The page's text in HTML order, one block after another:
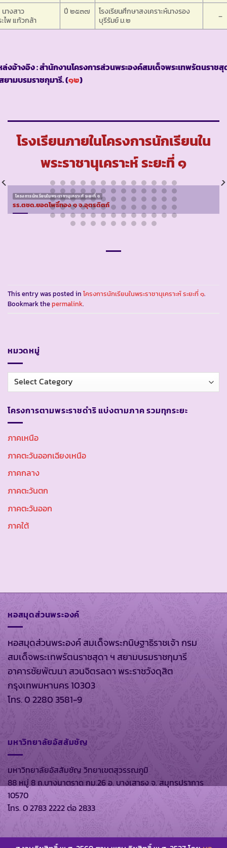
างสาว
ไพ แก้วกล้า
ปี ๒๕๓๗
โรงเรียนศึกษาสงเคราะห์นางรอง
บุรีรัมย์ ม.๒
–
งอ้างอิง : สำนักงานโครงการส่วนพระองค์สมเด็จพระเทพรัตนราชสุ
ยามบรมราชกุมารี. (๑๒)
โรงเรียนภายในโครงการนักเรียนใน
พระราชานุเคราะห์ ระยะที่ ๑
โครงการนักเรียนในพระราชานุเคราะห์ ระยะที่ ๑
รร.ตชด.ยอดโพธิ์ทอง ๑ จ.อุตรดิตถ์
This entry was posted in โครงการนักเรียนในพระราชานุเคราะห์ ระยะที่ ๑.
Bookmark thepermalink.
หมวดหมู่
หมวด
หมู่
โครงการตามพระราชดำริ แบ่งตามภาค รวมทุกระยะ
ภาคเหนือ
ภาคตะวันออกเฉียงเหนือ
ภาคกลาง
ภาคตะวันตก
ภาคตะวันออก
ภาคใต้
หอสมุดส่วนพระองค์
หอสมุดส่วนพระองค์ สมเด็จพระกนิษฐาธิราชเจ้า กรม
สมเด็จพระเทพรัตนราชสุดา ฯ สยามบรมราชกุมารี
อาคารชัยพัฒนา สวนจิตรลดา พระราชวังดุสิต
กรุงเทพมหานคร 10303
โทร. 0 2280 3581-9
มหาวิทยาลัยอัสสัมชัญ
มหาวิทยาลัยอัสสัมชัญ วิทยาเขตสุวรรณภูมิ
88 หมู่ 8 ถ.บางนาตราด กม.26 อ. บางเสาธง จ. สมุทรปราการ
10570
โทร. 0 2783 2222 ต่อ 2833